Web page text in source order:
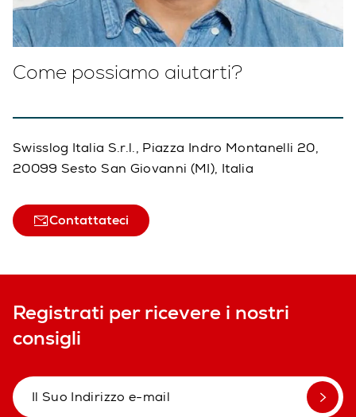
Come possiamo aiutarti?
Swisslog Italia S.r.l., Piazza Indro Montanelli 20,
20099 Sesto San Giovanni (MI), Italia
Contattateci
Registrati per ricevere i nostri
consigli